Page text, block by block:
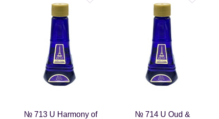
№ 713 U Harmony of
№ 714 U Oud &